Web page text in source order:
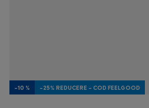
-10 % -25% REDUCERE - COD FEELGOOD